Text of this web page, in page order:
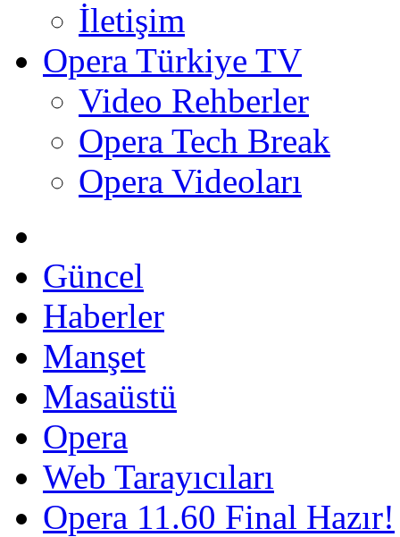
İletişim
Opera Türkiye TV
Video Rehberler
Opera Tech Break
Opera Videoları
Güncel
Haberler
Manşet
Masaüstü
Opera
Web Tarayıcıları
Opera 11.60 Final Hazır!